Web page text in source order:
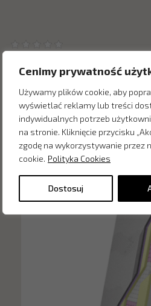
Cenimy prywatność
Używamy plików cookie, aby
wyświetlać reklamy lub treści
indywidualnych potrzeb
na stronie. Kliknięcie przycisku
zgodę na wykorzystywanie przez
cookie. Polityka Cookies
Dostosuj
Inne produkty z